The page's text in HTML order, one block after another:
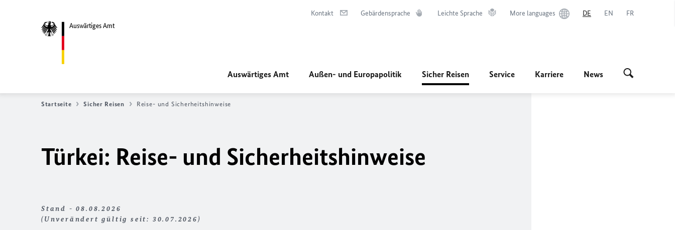
Auswärtiges Amt
Kontakt Gebärdensprache Leichte Sprache More languages DE EN FR
Auswärtiges Amt Außen- und Europapolitik Sicher Reisen Service Karriere News
Startseite Sicher Reisen Reise- und Sicherheitshinweise
Türkei: Reise- und Sicherheitshinweise
Stand - 08.08.2026
(Unverändert gültig seit: 30.07.2026)